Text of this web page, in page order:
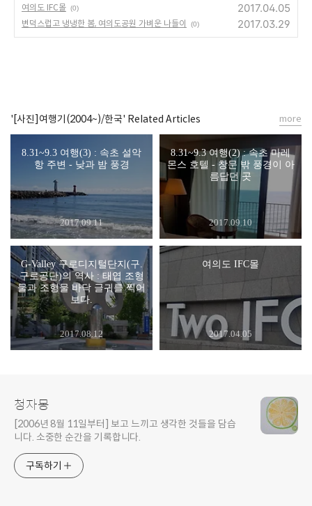
여의도 IFC몰 (0) 2017.04.05
변덕스럽고 냉냉한 봄, 여의도공원 가벼운 나들이 (0) 2017.03.29
'[사진]여행기(2004~)/한국' Related Articles
8.31~9.3 여행(3) : 속초 설악
항 주변 - 낮과 밤 풍경
2017.09.11
8.31~9.3 여행(2) : 속초 마레
몬스 호텔 - 창문 밖 풍경이 아
름답던 곳
2017.09.10
G-Valley 구로디지털단지(구.
구로공단)의 역사 : 태엽 조형
물과 조형물 바닥 글귀를 찍어
보다.
2017.08.12
여의도 IFC몰
2017.04.05
more
청자몽
[2006년 8월 11일부터] 보고 느끼고 생각한 것들을 담습
니다. 소중한 순간을 기록합니다.
구독하기